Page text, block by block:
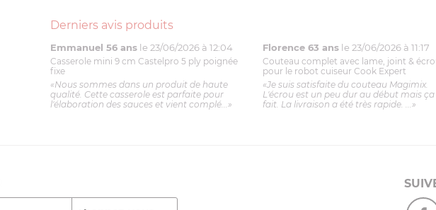
Derniers avis produits
Emmanuel 56 ans le 23/06/2026 à 12:04
Casserole mini 9 cm Castelpro 5 ply poignée
fixe
«Nous sommes dans un produit de haute
qualité. Cette casserole est parfaite pour
l'élaboration des sauces et vient complé...»
Florence 63 ans le 23/06/2026 à 11:17
Couteau complet avec lame, joint &
pour le robot cuiseur Cook Expert
«Je suis satisfaite du couteau Magimix.
L'écrou est un peu dur au début mais ça
fait. La livraison a été très rapide. ...»